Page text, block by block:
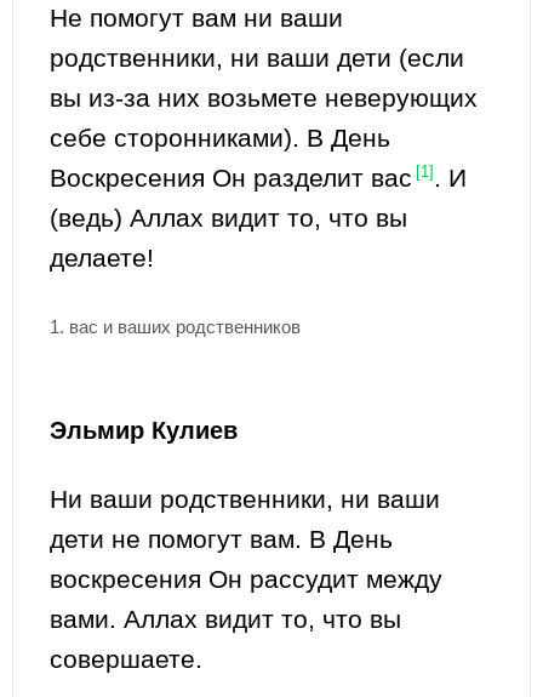
Не помогут вам ни ваши
родственники, ни ваши дети (если
вы из-за них возьмете неверующих
себе сторонниками). В День
Воскресения Он разделит вас
[1] . И
(ведь) Аллах видит то, что вы
делаете!
1. вас и ваших родственников
Эльмир Кулиев
Ни ваши родственники, ни ваши
дети не помогут вам. В День
воскресения Он рассудит между
вами. Аллах видит то, что вы
совершаете.